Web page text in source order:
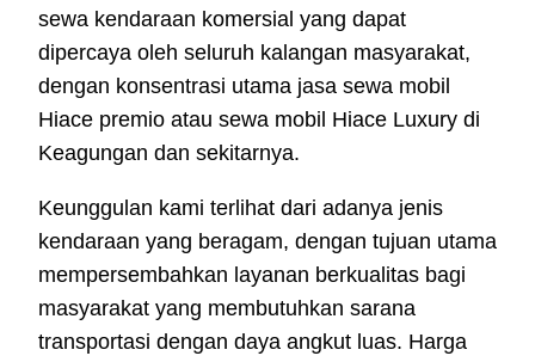
sewa kendaraan komersial yang dapat
dipercaya oleh seluruh kalangan masyarakat,
dengan konsentrasi utama jasa sewa mobil
Hiace premio atau sewa mobil Hiace Luxury di
Keagungan dan sekitarnya.
Keunggulan kami terlihat dari adanya jenis
kendaraan yang beragam, dengan tujuan utama
mempersembahkan layanan berkualitas bagi
masyarakat yang membutuhkan sarana
transportasi dengan daya angkut luas. Harga